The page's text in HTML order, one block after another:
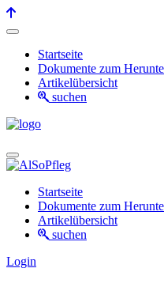
Startseite
Dokumente zum
Artikelübersicht
suchen
Startseite
Dokumente zum
Artikelübersicht
suchen
Login